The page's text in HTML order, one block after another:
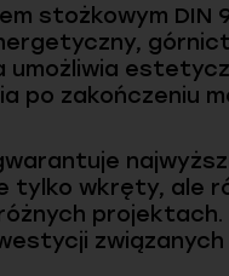
stożkowym
umożliwia
po zakończeniu
tylko wkręty, ale